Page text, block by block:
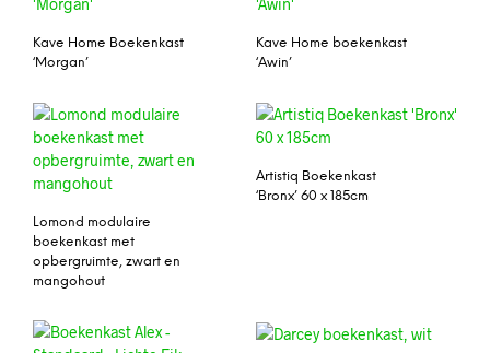
Kave Home Boekenkast
‘Morgan’
Kave Home boekenkast
‘Awin’
Lomond modulaire
boekenkast met
opbergruimte, zwart en
mangohout
Artistiq Boekenkast
‘Bronx’ 60 x 185cm